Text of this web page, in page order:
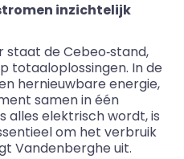
inzichtelijk
de Cebeo‑stand,
totaaloplossingen. In de
hernieuwbare energie,
samen in één
alles elektrisch wordt, is
om het verbruik
Vandenberghe uit.